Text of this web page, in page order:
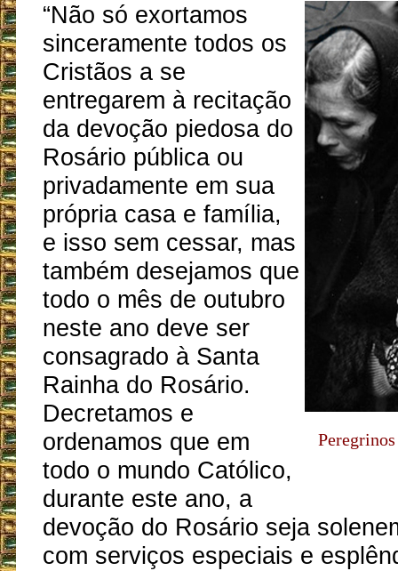
“Não só exortamos
sinceramente todos os
Cristãos a se
entregarem à recitação
da devoção piedosa do
Rosário pública ou
privadamente em sua
própria casa e família,
e isso sem cessar, mas
também desejamos que
todo o mês de outubro
neste ano deve ser
consagrado à Santa
Rainha do Rosário.
Decretamos e
ordenamos que em
todo o mundo Católico,
durante este ano, a
devoção do Rosário seja
com serviços especiais e